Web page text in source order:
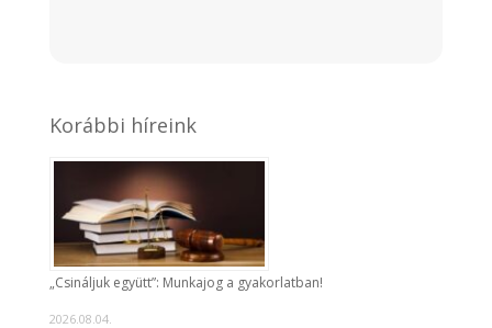
Korábbi híreink
„Csináljuk együtt”: Munkajog a gyakorlatban!
2026.08.04.